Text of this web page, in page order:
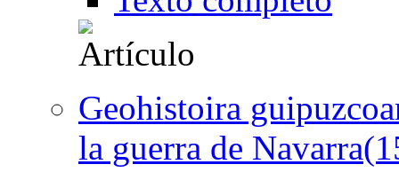
Geohistoira
la guerra de